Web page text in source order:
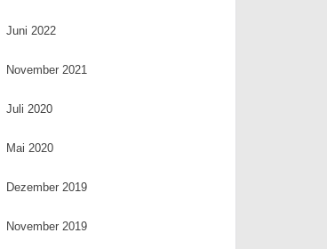
Juni 2022
November 2021
Juli 2020
Mai 2020
Dezember 2019
November 2019